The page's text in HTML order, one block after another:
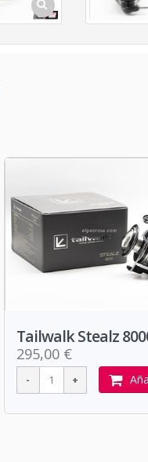
Tailwalk Stealz
295,00 €